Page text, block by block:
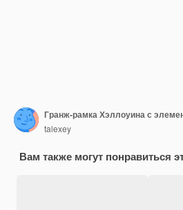
talexey
Вам также могут понравиться